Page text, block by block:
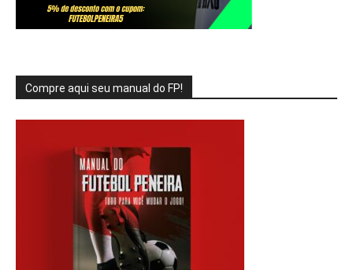
Compre aqui seu manual do FP!